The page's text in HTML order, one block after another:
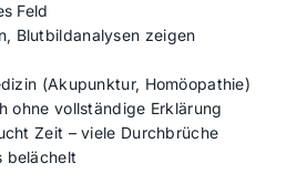
Feld
Blutbildanalysen zeigen
(Akupunktur, Homöopathie)
ohne vollständige Erklärung
Zeit – viele Durchbrüche
belächelt